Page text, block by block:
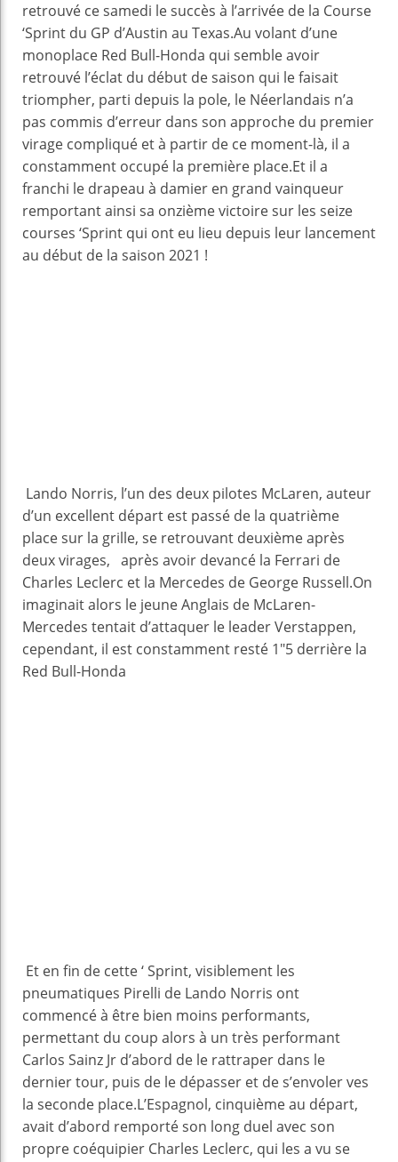
retrouvé ce samedi le succès à l’arrivée de la Course
‘Sprint du GP d’Austin au Texas.Au volant d’une
monoplace Red Bull-Honda qui semble avoir
retrouvé l’éclat du début de saison qui le faisait
triompher, parti depuis la pole, le Néerlandais n’a
pas commis d’erreur dans son approche du premier
virage compliqué et à partir de ce moment-là, il a
constamment occupé la première place.Et il a
franchi le drapeau à damier en grand vainqueur
remportant ainsi sa onzième victoire sur les seize
courses ‘Sprint qui ont eu lieu depuis leur lancement
au début de la saison 2021 !
Lando Norris, l’un des deux pilotes McLaren, auteur
d’un excellent départ est passé de la quatrième
place sur la grille, se retrouvant deuxième après
deux virages, après avoir devancé la Ferrari de
Charles Leclerc et la Mercedes de George Russell.On
imaginait alors le jeune Anglais de McLaren-
Mercedes tentait d’attaquer le leader Verstappen,
cependant, il est constamment resté 1″5 derrière la
Red Bull-Honda
Et en fin de cette ‘ Sprint, visiblement les
pneumatiques Pirelli de Lando Norris ont
commencé à être bien moins performants,
permettant du coup alors à un très performant
Carlos Sainz Jr d’abord de le rattraper dans le
dernier tour, puis de le dépasser et de s’envoler ves
la seconde place.L’Espagnol, cinquième au départ,
avait d’abord remporté son long duel avec son
propre coéquipier Charles Leclerc, qui les a vu se